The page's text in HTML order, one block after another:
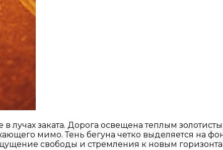
лучах заката. Дорога освещена теплым
мимо. Тень бегуна четко выделяется на
свободы и стремления к новым